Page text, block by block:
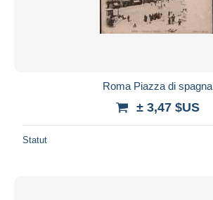
Roma Piazza di spagna
± 3,47 $US
Statut